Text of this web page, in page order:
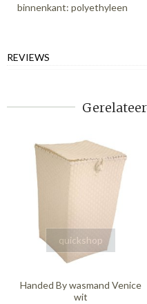
binnenkant: polyethyleen
REVIEWS
quickshop
Handed By wasmand Venice
wit